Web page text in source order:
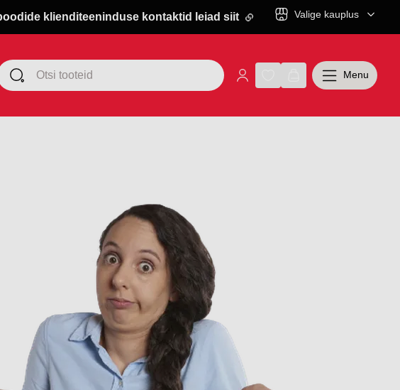
klienditeeninduse kontaktid leiad siit Valige kauplus
klubi Menu